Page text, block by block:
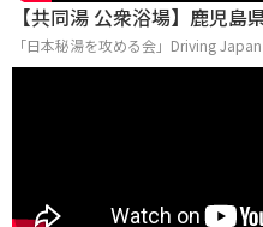
【共同湯 公衆浴場】鹿児
「日本秘湯を攻める会」Driving